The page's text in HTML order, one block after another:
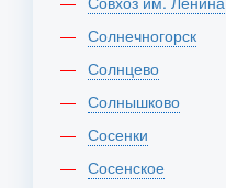
Солнечногорск
Солнцево
Солнышково
Сосенки
Сосенское